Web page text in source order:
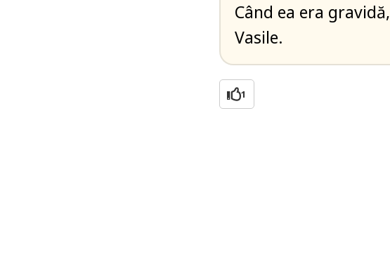
Când ea era
Vasile.
1